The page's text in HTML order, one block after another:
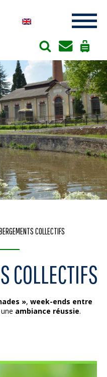
COLLECTIFS
COLLECTIFS
», week-ends entre
ambiance réussie.